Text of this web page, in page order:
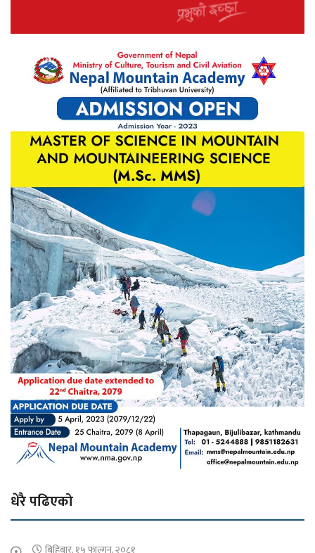
धेरै पढिएको
बिहिबार, १५ फाल्गुन, २०८१